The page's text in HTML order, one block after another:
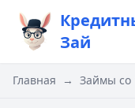
Зай
Главная → Займы со